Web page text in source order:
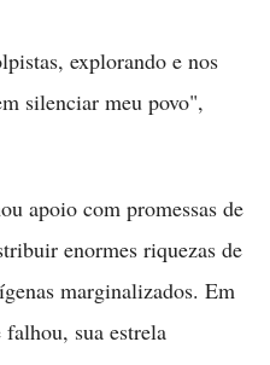
explorando e nos
silenciar meu povo",
apoio com promessas de
enormes riquezas de
marginalizados. Em
falhou, sua estrela